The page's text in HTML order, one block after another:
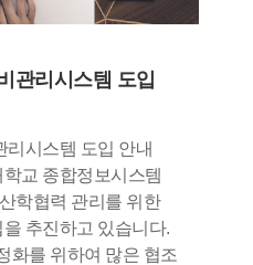
관리시스템 도입
리시스템 도입 안내
교 종합정보시스템
학협력 관리를 위한
추진하고 있습니다.
화를 위하여 많은 협조